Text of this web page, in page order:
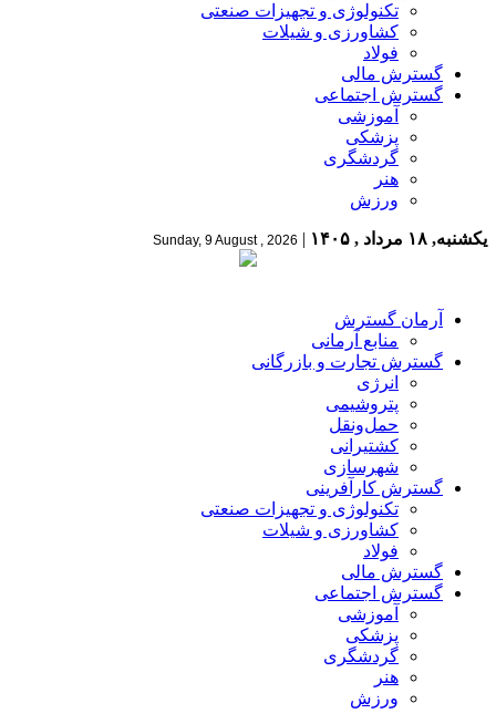
تکنولوژی و تجهیزات صنعتی
کشاورزی و شیلات
فولاد
گسترش مالی
گسترش اجتماعی
آموزشی
پزشکی
گردشگری
هنر
ورزش
یکشنبه, ۱۸ مرداد , ۱۴۰۵ |
Sunday, 9 August , 2026
آرمان گسترش
منابع آرمانی
گسترش تجارت و بازرگانی
انرژی
پتروشیمی
حمل‌و‌نقل
کشتیرانی
شهرسازی
گسترش کارآفرینی
تکنولوژی و تجهیزات صنعتی
کشاورزی و شیلات
فولاد
گسترش مالی
گسترش اجتماعی
آموزشی
پزشکی
گردشگری
هنر
ورزش